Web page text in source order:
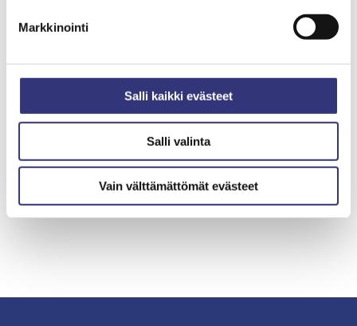
Markkinointi
Salli kaikki evästeet
Salli valinta
Vain välttämättömät evästeet